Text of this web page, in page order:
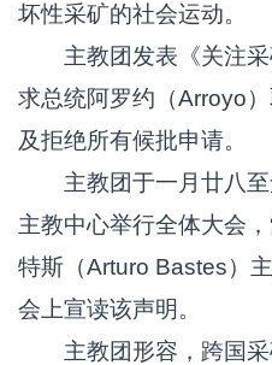
坏性采矿的社会运动。
主教团发表《关注采
求总统阿罗约（Arroyo
及拒绝所有候批申请。
主教团于一月廿八至
主教中心举行全体大会
特斯（Arturo Bastes）
会上宣读该声明。
主教团形容，跨国采